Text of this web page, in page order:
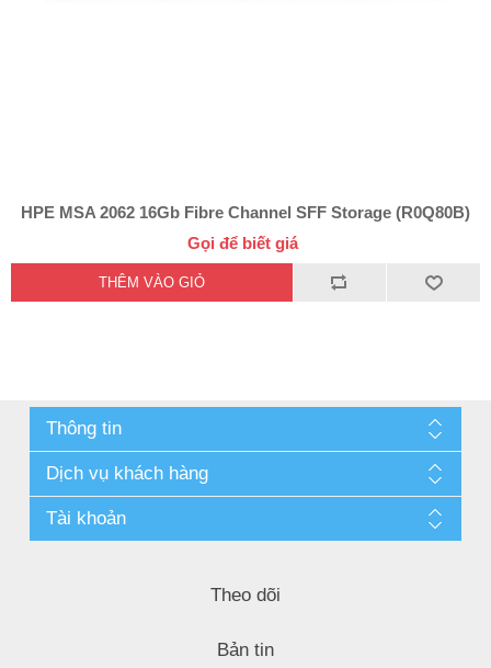
HPE MSA 2062 16Gb Fibre Channel SFF Storage (R0Q80B)
Gọi để biết giá
Thông tin
Dịch vụ khách hàng
Tài khoản
Theo dõi
Bản tin